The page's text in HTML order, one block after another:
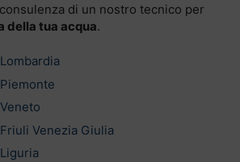
di un nostro tecnico per
della tua acqua.
Venezia Giulia